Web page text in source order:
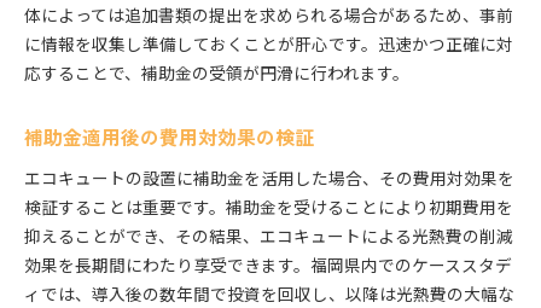
体によっては追加書類の提出を求められる場合があるため、事前
に情報を収集し準備しておくことが肝心です。迅速かつ正確に対
応することで、補助金の受領が円滑に行われます。
補助金適用後の費用対効果の検証
エコキュートの設置に補助金を活用した場合、その費用対効果を
検証することは重要です。補助金を受けることにより初期費用を
抑えることができ、その結果、エコキュートによる光熱費の削減
効果を長期間にわたり享受できます。福岡県内でのケーススタデ
ィでは、導入後の数年間で投資を回収し、以降は光熱費の大幅な